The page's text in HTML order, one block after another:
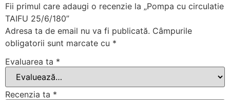
Fii primul care adaugi o recenzie la „Pompa cu circulatie
TAIFU 25/6/180”
Adresa ta de email nu va fi publicată. Câmpurile
obligatorii sunt marcate cu *
Evaluarea ta *
Recenzia ta *